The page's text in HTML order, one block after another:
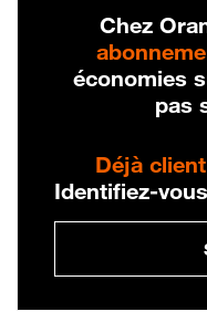
Chez
économies
pas
Déjà
Identifiez-